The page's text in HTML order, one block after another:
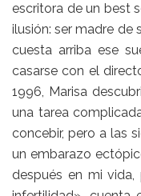
escritora de un best
ilusión: ser madre de
cuesta arriba ese
casarse con el
1996, Marisa
una tarea
concebir, pero a las
un embarazo
después en mi